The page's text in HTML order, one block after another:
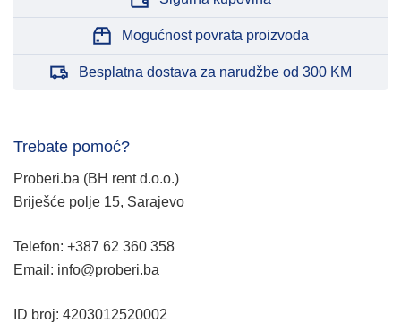
Mogućnost povrata proizvoda
Besplatna dostava za narudžbe od 300 KM
Trebate pomoć?
Proberi.ba (BH rent d.o.o.)
Briješće polje 15, Sarajevo
Telefon: +387 62 360 358
Email: info@proberi.ba
ID broj: 4203012520002